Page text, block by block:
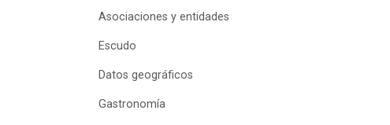
Asociaciones y entidades
Escudo
Datos geográficos
Gastronomía